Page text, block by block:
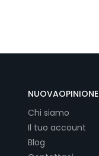
NUOVAOPINIONE
Chi siamo
Il tuo account
Blog